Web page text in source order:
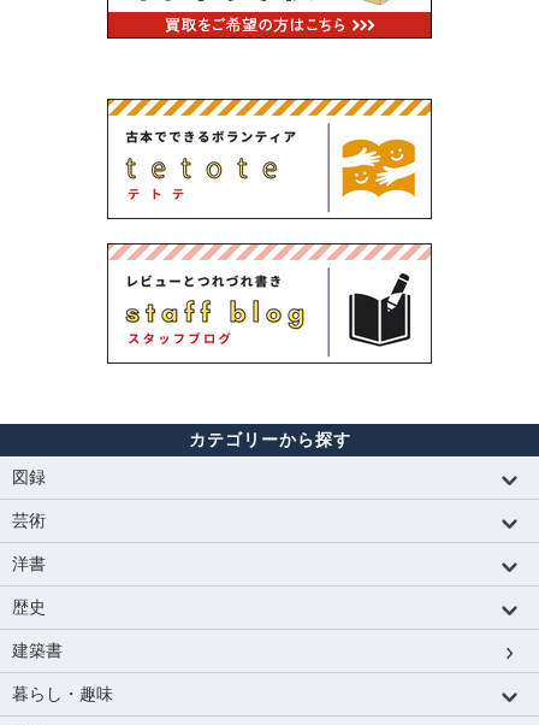
カテゴリーから探す
図録
芸術
洋書
歴史
建築書
暮らし・趣味